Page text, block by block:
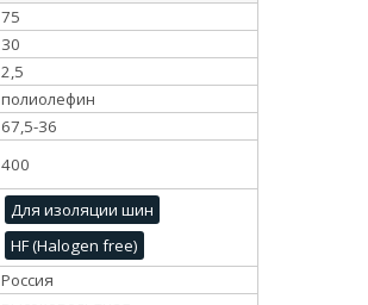
75
30
2,5
полиолефин
67,5-36
400
Для изоляции шин
HF (Halogen free)
Россия